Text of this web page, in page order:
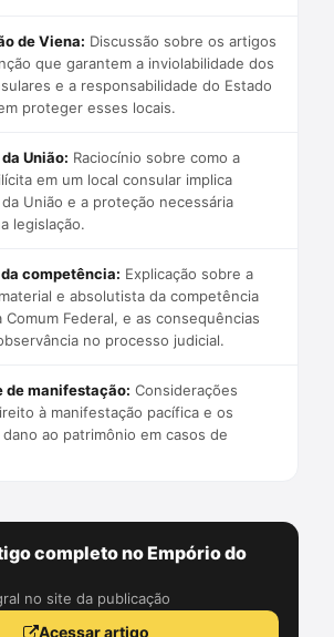
de Viena: Discussão sobre os artigos
que garantem a inviolabilidade dos
e a responsabilidade do Estado
proteger esses locais.
União: Raciocínio sobre como a
em um local consular implica
União e a proteção necessária
legislação.
competência: Explicação sobre a
e absolutista da competência
Comum Federal, e as consequências
no processo judicial.
de manifestação: Considerações
à manifestação pacífica e os
ao patrimônio em casos de
completo no Empório do
no site da publicação
Acessar artigo